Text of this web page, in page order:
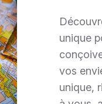
unique
vos
unique,